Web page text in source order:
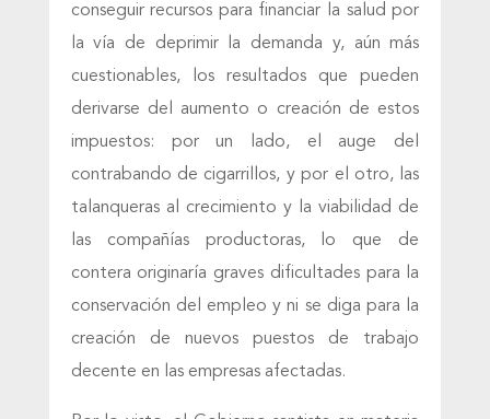
conseguir recursos para financiar la salud por
la vía de deprimir la demanda y, aún más
cuestionables, los resultados que pueden
derivarse del aumento o creación de estos
impuestos: por un lado, el auge del
contrabando de cigarrillos, y por el otro, las
talanqueras al crecimiento y la viabilidad de
las compañías productoras, lo que de
contera originaría graves dificultades para la
conservación del empleo y ni se diga para la
creación de nuevos puestos de trabajo
decente en las empresas afectadas.